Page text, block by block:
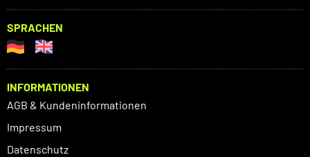
SPRACHEN
INFORMATIONEN
AGB & Kundeninformationen
Impressum
Datenschutz